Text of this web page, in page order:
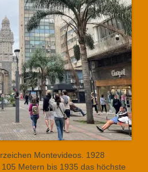
Montevideos. 1928
Metern bis 1935 das höchste